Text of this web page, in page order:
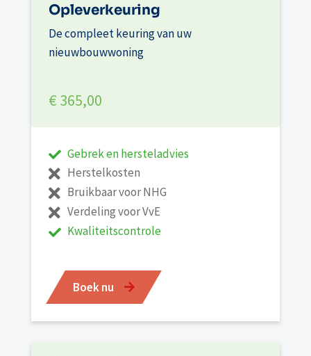
Opleverkeuring
De compleet keuring van uw
nieuwbouwwoning
€ 365,00
Gebrek en hersteladvies
Herstelkosten
Bruikbaar voor NHG
Verdeling voor VvE
Kwaliteitscontrole
Boek nu